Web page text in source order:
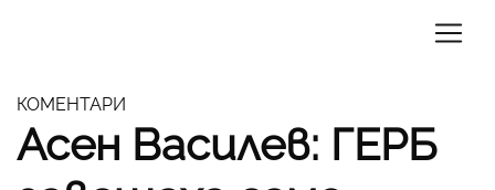
КОМЕНТАРИ
Асен Василев: ГЕРБ